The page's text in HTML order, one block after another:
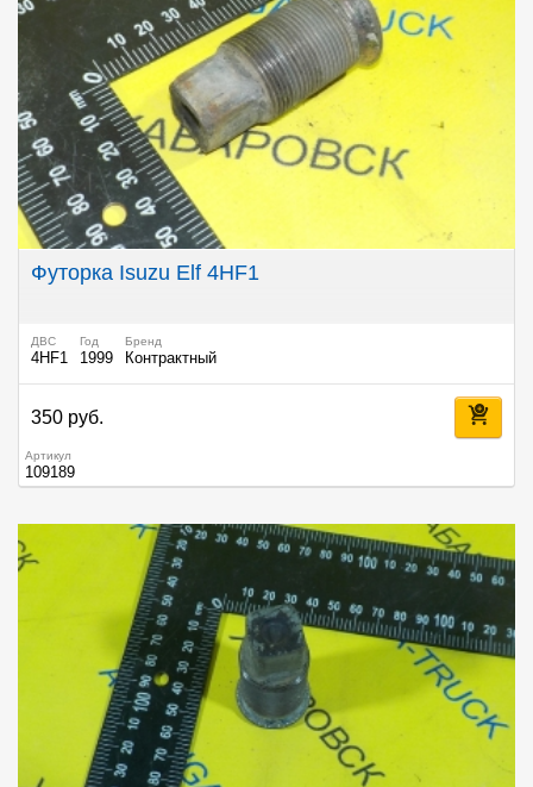
Футорка Isuzu Elf 4HF1
ДВС
4HF1
Год
1999
Бренд
Контрактный
350 руб.
Артикул
109189